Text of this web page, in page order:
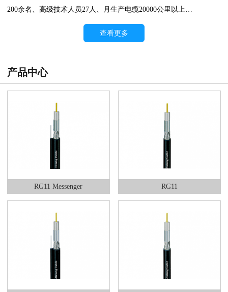
200余名、高级技术人员27人、月生产电缆20000公里以上…
查看更多
产品中心
RG11 Messenger RG11